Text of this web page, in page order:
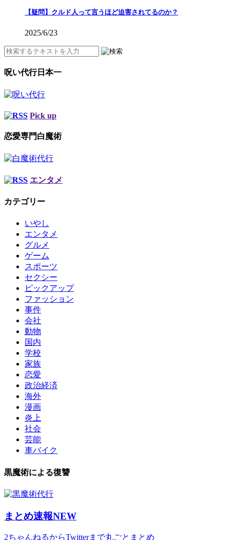
【疑問】クルド人って言うほど迫害されてるのか？
2025/6/23
呪い代行日本一
Pick up
恋愛専門白魔術
エンタメ
カテゴリー
いやし
エンタメ
グルメ
ゲーム
スポーツ
セクシー
ピックアップ
ファッション
事件
会社
動物
国内
学校
家族
恋愛
政治経済
海外
漫画
炎上
社会
芸能
車バイク
黒魔術による復讐
まとめ速報NEW
2ちゃんねるからTwitterまで丸ごとまとめ